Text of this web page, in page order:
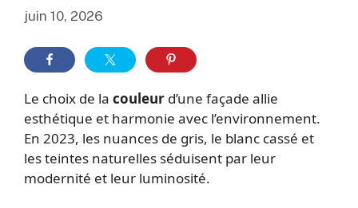
juin 10, 2026
Le choix de la couleur d’une façade allie
esthétique et harmonie avec l’environnement.
En 2023, les nuances de gris, le blanc cassé et
les teintes naturelles séduisent par leur
modernité et leur luminosité.